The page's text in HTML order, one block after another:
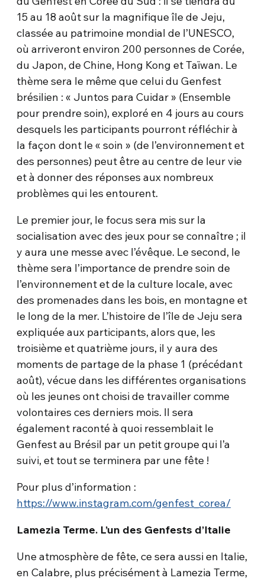
15 au 18 août sur la magnifique île de Jeju,
classée au patrimoine mondial de l’UNESCO,
où arriveront environ 200 personnes de Corée,
du Japon, de Chine, Hong Kong et Taïwan. Le
thème sera le même que celui du Genfest
brésilien : « Juntos para Cuidar » (Ensemble
pour prendre soin), exploré en 4 jours au cours
desquels les participants pourront réfléchir à
la façon dont le « soin » (de l’environnement et
des personnes) peut être au centre de leur vie
et à donner des réponses aux nombreux
problèmes qui les entourent.
Le premier jour, le focus sera mis sur la
socialisation avec des jeux pour se connaître ; il
y aura une messe avec l’évêque. Le second, le
thème sera l’importance de prendre soin de
l’environnement et de la culture locale, avec
des promenades dans les bois, en montagne et
le long de la mer. L’histoire de l’île de Jeju sera
expliquée aux participants, alors que, les
troisième et quatrième jours, il y aura des
moments de partage de la phase 1 (précédant
août), vécue dans les différentes organisations
où les jeunes ont choisi de travailler comme
volontaires ces derniers mois. Il sera
également raconté à quoi ressemblait le
Genfest au Brésil par un petit groupe qui l’a
suivi, et tout se terminera par une fête !
Pour plus d’information :
https://www.instagram.com/genfest_corea/
Lamezia Terme. L’un des Genfests d’Italie
Une atmosphère de fête, ce sera aussi en Italie,
en Calabre, plus précisément à Lamezia Terme,